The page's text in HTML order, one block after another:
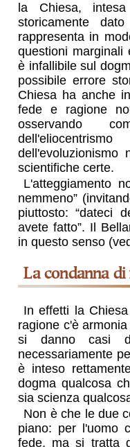
la Chiesa, intesa
storicamente
rappresenta in
questioni marginali
è infallibile sul
possibile errore
Chiesa ha anche
fede e ragione
osservando
dell'evoluzionismo
scientifiche certe.
L'atteggiamento
nemmeno”
piuttosto: “dateci
avete fatto”. Il
in questo senso
la condanna
In effetti la
ragione c'è
si danno casi
necessariamente
è inteso
dogma qualcosa
sia scienza
Non è che le due
piano: per l'uomo
fede, ma si tratta